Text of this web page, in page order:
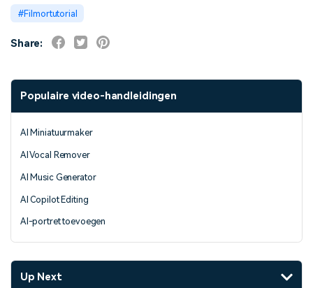
Populaire video-handleidingen
AI Miniatuurmaker
AI Vocal Remover
AI Music Generator
AI Copilot Editing
AI-portret toevoegen
Up Next
Filmortutorial
Share: